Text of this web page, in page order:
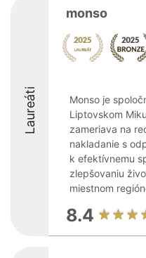
Laureáti
monso
Monso je
Liptovskom
zameriava na
nakladanie s
k efektívnemu
zlepšovaniu
miestnom
8.4